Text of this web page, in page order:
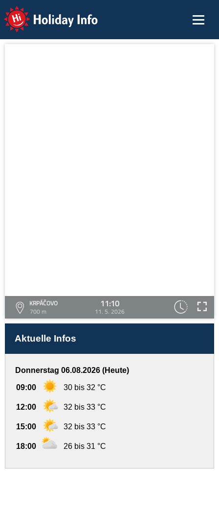
Holiday Info
KRPÁČOVO
700 m
11:10
11. 5. 2026
Aktuelle Infos
Donnerstag 06.08.2026 (Heute)
09:00 30 bis 32 °C
12:00 32 bis 33 °C
15:00 32 bis 33 °C
18:00 26 bis 31 °C